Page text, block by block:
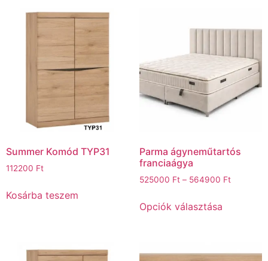
Summer Komód TYP31
112200 Ft
Kosárba teszem
Parma ágyneműtartós
franciaágya
525000 Ft – 564900 Ft
Opciók választása